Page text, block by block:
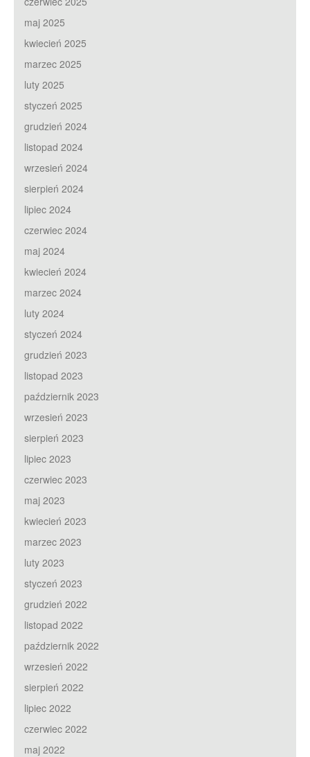
maj 2025
kwiecień 2025
marzec 2025
luty 2025
styczeń 2025
grudzień 2024
listopad 2024
wrzesień 2024
sierpień 2024
lipiec 2024
czerwiec 2024
maj 2024
kwiecień 2024
marzec 2024
luty 2024
styczeń 2024
grudzień 2023
listopad 2023
październik 2023
wrzesień 2023
sierpień 2023
lipiec 2023
czerwiec 2023
maj 2023
kwiecień 2023
marzec 2023
luty 2023
styczeń 2023
grudzień 2022
listopad 2022
październik 2022
wrzesień 2022
sierpień 2022
lipiec 2022
czerwiec 2022
maj 2022